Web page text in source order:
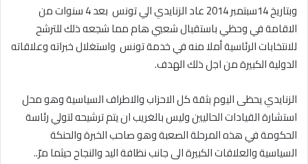
وبتاريخ 14سبتمبر 2014 عاد الزنايدي الي تونس بعد 4 سنوات من
الاقامة في وحظي باستقبال شعبي هام مما شجعه ذلك للترشح
للانتخابات الرئاسية أملا منه في خدمة تونس واستغلال خبراته وعلاقاته
الدولية الكبيرة من اجل ذلك الهدف.
الزنايدي يحظى اليوم بثقة كل الاحزاب والاطراف السياسية وهو محل
استشارة القيادات الحاليين وليس بالغريب ان يتم ترشيحه لتولي رئاسة
الحكومة في هذه المرحلة الصعبة وهو صاحب الخبرة والحنكة
السياسية والعلاقات الكبيرة الى جانب نظافة اليد والنجاح حيثما مرّ..